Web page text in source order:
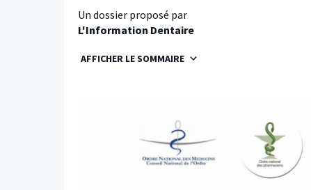
Un dossier proposé par
L'Information Dentaire
AFFICHER LE SOMMAIRE